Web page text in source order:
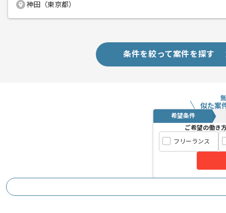
神田（東京都）
条件を絞って案件を探す
似た案
希望条件
ご希望の働き
フリーランス